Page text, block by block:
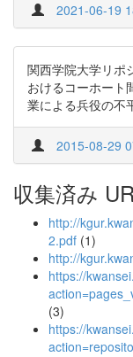
2021-06-19
関西学院大学リポ
おけるコーホート
業による兵役の不
2015-08-29
収集済み
http://
2.pdf (1)
http://
https://
(3)
https://